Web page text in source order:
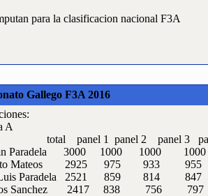
para la clasificacion nacional F3A
Gallego F3A 2016
A
1 panel 2 panel 3
Paradela 3000 1000 1000
Mateos 2925 975 933
Luis Paradela 2521 859 814
Sanchez 2417 838 756